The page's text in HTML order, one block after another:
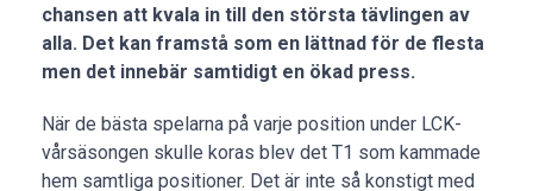
chansen att kvala in till den största tävlingen av
alla. Det kan framstå som en lättnad för de flesta
men det innebär samtidigt en ökad press.
När de bästa spelarna på varje position under LCK-
vårsäsongen skulle koras blev det T1 som kammade
hem samtliga positioner. Det är inte så konstigt med